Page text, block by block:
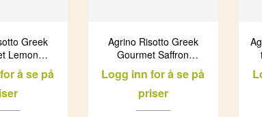
Greek
Lemon
å se på
Agrino Risotto Greek
Gourmet Saffron
(6x200g)
Logg inn for å se på
priser